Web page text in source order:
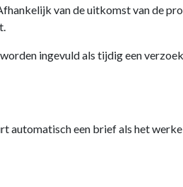
van de uitkomst van de
ingevuld als tijdig een
automatisch een brief als het